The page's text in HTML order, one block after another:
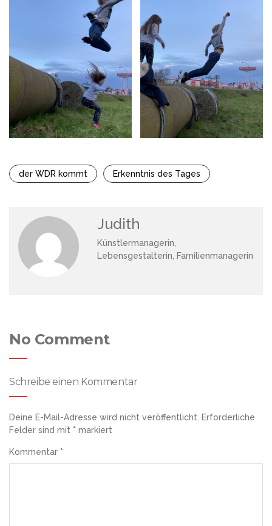
der WDR kommt Erkenntnis des Tages
Judith
Künstlermanagerin,
Lebensgestalterin, Familienmanagerin
No Comment
Schreibe einen Kommentar
Deine E-Mail-Adresse wird nicht veröffentlicht.
Erforderliche
Felder sind mit * markiert
Kommentar *